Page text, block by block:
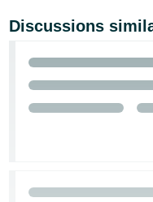
Discussions